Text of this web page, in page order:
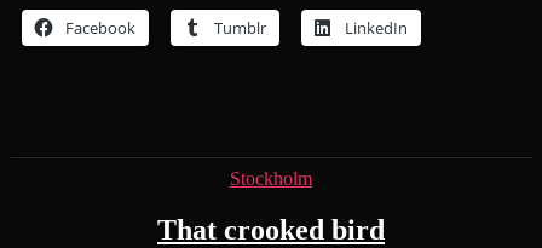
Facebook Tumblr LinkedIn
Kategorier
Stockholm
That crooked bird